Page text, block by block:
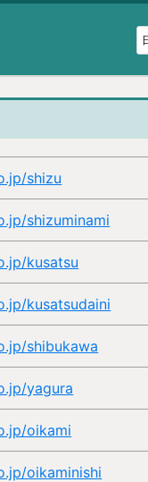
shizu
shizuminami
kusatsu
kusatsudaini
shibukawa
yagura
oikami
oikaminishi